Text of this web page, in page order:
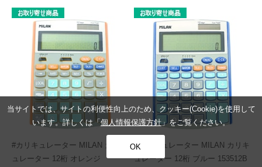
#カリキュレーター MILAN カリキ
ュレーター 12桁 オレンジ
#カリキュレーター MILAN カリキ
ュレーター 12桁 ブルー 153512B
当サイトでは、サイトの利便性向上のため、クッキー(Cookie)を使用して
います。詳しくは「 個人情報保護方針」をご覧ください。
OK